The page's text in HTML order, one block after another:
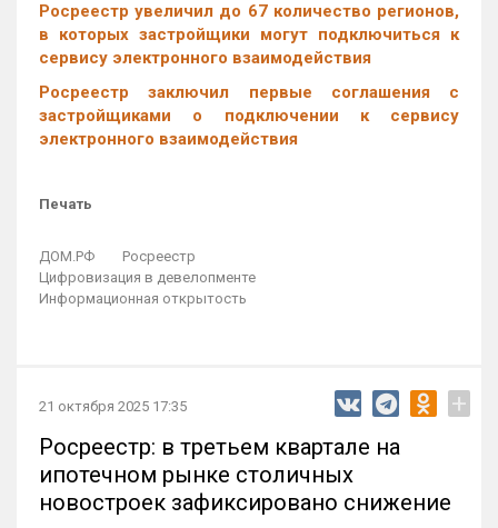
Росреестр увеличил до 67 количество регионов,
в которых застройщики могут подключиться к
сервису электронного взаимодействия
Росреестр заключил первые соглашения с
застройщиками о подключении к сервису
электронного взаимодействия
Печать
ДОМ.РФ
Росреестр
Цифровизация в девелопменте
Информационная открытость
21 октября 2025 17:35 +
Росреестр: в третьем квартале на
ипотечном рынке столичных
новостроек зафиксировано снижение